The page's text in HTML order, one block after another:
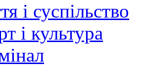
і суспільство
і культура